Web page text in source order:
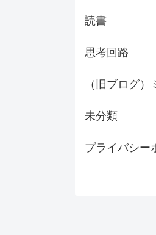
読書
思考回路
（旧ブログ
未分類
プライバシー